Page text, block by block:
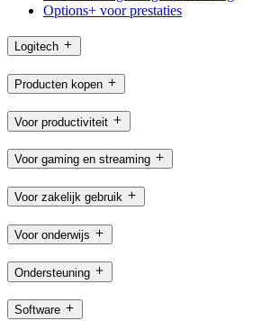
Options+ voor prestaties
Logitech
Producten kopen
Voor productiviteit
Voor gaming en streaming
Voor zakelijk gebruik
Voor onderwijs
Ondersteuning
Software